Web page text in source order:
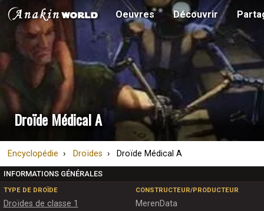
Oeuvres Découvrir
Droïde Médical A
Encyclopédie Droïdes Droïde Médical A
INFORMATIONS GÉNÉRALES
TYPE DE DROÏDE
Droïdes de classe 1
CONSTRUCTEUR/PRODUCTEUR
MerenData